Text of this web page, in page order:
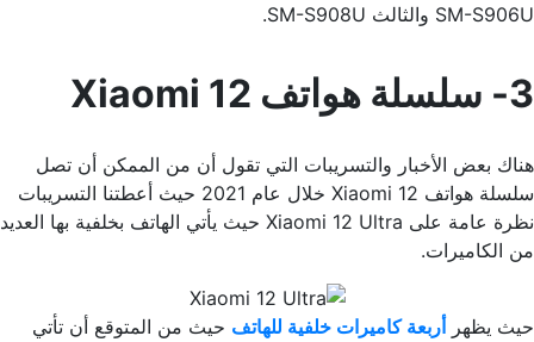
SM-S906U والثالث SM-S908U.
3- سلسلة هواتف Xiaomi 12
هناك بعض الأخبار والتسريبات التي تقول أن من الممكن أن تصل
سلسلة هواتف Xiaomi 12 خلال عام 2021 حيث أعطتنا التسريبات
نظرة عامة على Xiaomi 12 Ultra حيث يأتي الهاتف بخلفية بها العديد
من الكاميرات.
حيث يظهر أربعة كاميرات خلفية للهاتف حيث من المتوقع أن تأتي